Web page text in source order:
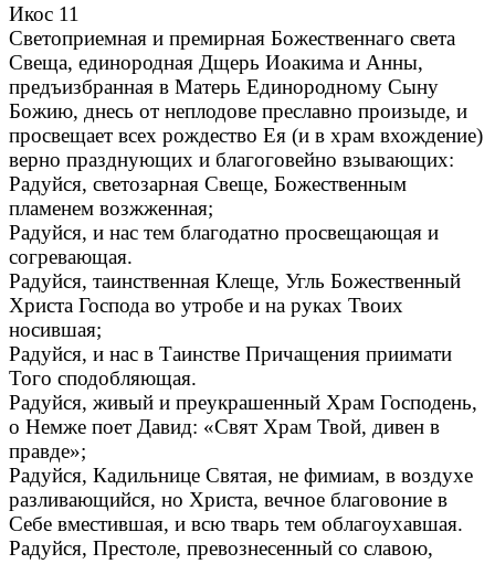
Икос 11
Светоприемная и премирная Божественнаго света
Свеща, единородная Дщерь Иоакима и Анны,
предъизбранная в Матерь Единородному Сыну
Божию, днесь от неплодове преславно произыде, и
просвещает всех рождество Ея (и в храм вхождение)
верно празднующих и благоговейно взывающих:
Радуйся, светозарная Свеще, Божественным
пламенем возжженная;
Радуйся, и нас тем благодатно просвещающая и
согревающая.
Радуйся, таинственная Клеще, Угль Божественный
Христа Господа во утробе и на руках Твоих
носившая;
Радуйся, и нас в Таинстве Причащения приимати
Того сподобляющая.
Радуйся, живый и преукрашенный Храм Господень,
о Немже поет Давид: «Свят Храм Твой, дивен в
правде»;
Радуйся, Кадильнице Святая, не фимиам, в воздухе
разливающийся, но Христа, вечное благовоние в
Себе вместившая, и всю тварь тем облагоухавшая.
Радуйся, Престоле, превознесенный со славою,